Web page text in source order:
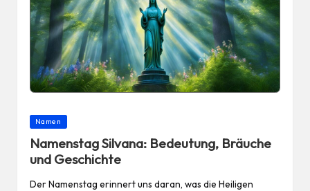
Posted
Namen
Namenstag Silvana: Bedeutung, Bräuche
und Geschichte
Der Namenstag erinnert uns daran, was die Heiligen